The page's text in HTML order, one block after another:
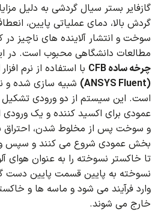
گازفایر بستر سیال گردشی به دلیل
گردش بالا، دمای عملیاتی پایین،
سوخت و انتشار آلاینده های ناچیز در
مطالعات دانشگاهی محبوب است. در
چرخه ساده CFB
با استفاده از نرم افزار
(ANSYS Fluent)
شبیه سازی شده و
است. این سیستم از دو ورودی
عمودی برای اکسید کننده و یک
و سوخت پس از مخلوط شدن، احتراق
بخش عمودی شروع می کنند و سپس
تا خاکستر نسوخته را به عنوان هوای
نسوخته به پایین قسمت پایین دست
وارد فرآیند می شود و ماسه ها و
خارج می شوند.